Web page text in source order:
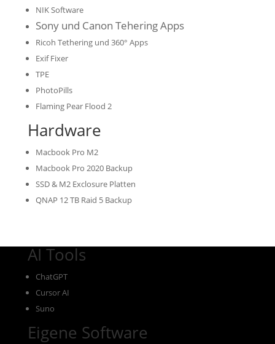
NIK Software
Sony und Canon Tehering Apps
Ricoh Tethering und 360° Apps
Exif Fixer
TPE
PhotoPills
Flaming Pear Flood 2
Hardware
Macbook Pro M2
Macbook Pro 2020 Backup
SSD & M2 Exclosure Platten
QNAP 12 TB Raid 5 Backup
AI Tools
ChatGPT
Cursor AI
Suno
Eigene Software